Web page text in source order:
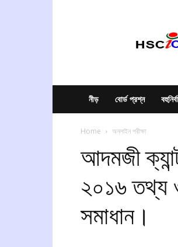
নীড় বোর্ড প্রশ্ন
Home অনলাইন পরীক্ষা
আদমজী
২০১৬ তথ্য
সমাধান।